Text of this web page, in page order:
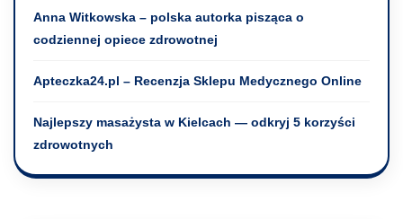
Anna Witkowska – polska autorka pisząca o
codziennej opiece zdrowotnej
Apteczka24.pl – Recenzja Sklepu Medycznego Online
Najlepszy masażysta w Kielcach — odkryj 5 korzyści
zdrowotnych